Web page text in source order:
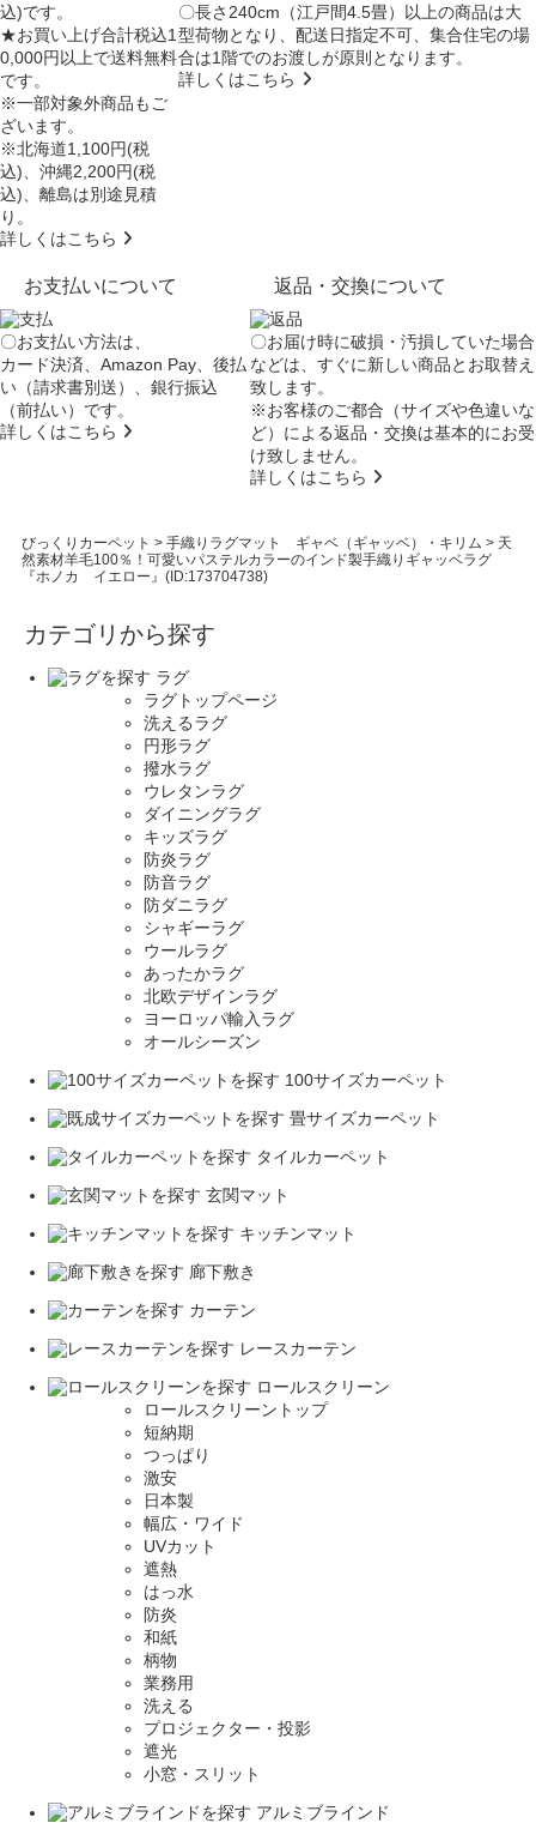
込)です。
★お買い上げ合計税込1
0,000円以上で送料無料
です。
※一部対象外商品もご
ざいます。
※北海道1,100円(税
込)、沖縄2,200円(税
込)、離島は別途見積
り。
詳しくはこちら
〇長さ240cm（江戸間4.5畳）以上の商品は大
型荷物となり、配送日指定不可 、集合住宅の場
合は1階でのお渡しが原則となります。
詳しくはこちら
お支払いについて
〇お支払い方法は、
カード決済、Amazon Pay、後払
い（請求書別送）、銀行振込
（前払い）です。
詳しくはこちら
返品・交換について
〇お届け時に破損・汚損していた場合
などは、すぐに新しい商品とお取替え
致します。
※お客様のご都合（サイズや色違いな
ど）による返品・交換は基本的にお受
け致しません。
詳しくはこちら
びっくりカーペット > 手織りラグマット ギャベ（ギャッベ）・キリム > 天
然素材羊毛100％！可愛いパステルカラーのインド製手織りギャッベラグ
『ホノカ イエロー』(ID:173704738)
カテゴリから探す
ラグ
ラグトップページ
洗えるラグ
円形ラグ
撥水ラグ
ウレタンラグ
ダイニングラグ
キッズラグ
防炎ラグ
防音ラグ
防ダニラグ
シャギーラグ
ウールラグ
あったかラグ
北欧デザインラグ
ヨーロッパ輸入ラグ
オールシーズン
100サイズカーペット
畳サイズカーペット
タイルカーペット
玄関マット
キッチンマット
廊下敷き
カーテン
レースカーテン
ロールスクリーン
ロールスクリーントップ
短納期
つっぱり
激安
日本製
幅広・ワイド
UVカット
遮熱
はっ水
防炎
和紙
柄物
業務用
洗える
プロジェクター・投影
遮光
小窓・スリット
アルミブラインド